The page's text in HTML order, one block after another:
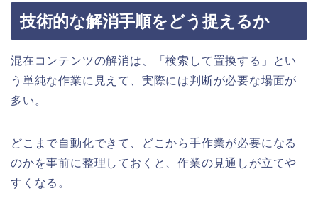
技術的な解消手順をどう捉えるか
混在コンテンツの解消は、「検索して置換する」とい
う単純な作業に見えて、実際には判断が必要な場面が
多い。
どこまで自動化できて、どこから手作業が必要になる
のかを事前に整理しておくと、作業の見通しが立てや
すくなる。